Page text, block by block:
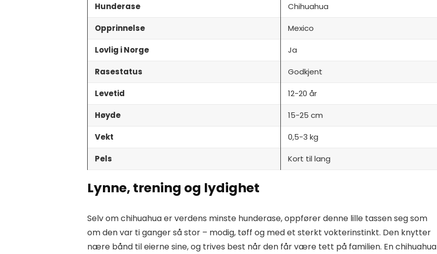
Hunderase Chihuahua
Opprinnelse Mexico
Lovlig i Norge Ja
Rasestatus Godkjent
Levetid 12-20 år
Høyde 15-25 cm
Vekt 0,5-3 kg
Pels Kort til lang
Lynne, trening og lydighet
Selv om chihuahua er verdens minste hunderase, oppfører denne lille tassen seg som
om den var ti ganger så stor – modig, tøff og med et sterkt vokterinstinkt. Den knytter
nære bånd til eierne sine, og trives best når den får være tett på familien. En chihuahua